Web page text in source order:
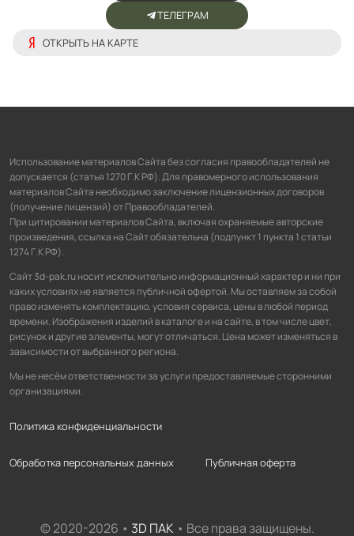
ОТКРЫТЬ НА КАРТЕ
ТЕЛЕГРАМ
Использование материалов Сайта без согласия правообладателей не
допускается (статья 1270 Г.К РФ). Для правомерного использования
материалов Сайта необходимо заключение лицензионных договоров
(получение лицензий) от Правообладателей.
При цитировании материалов Сайта, включая охраняемые авторские
произведения, ссылка на Сайт обязательна (подпункт 1 пункта 1 статьи
1274 Г.К РФ).
Сайт 3d-pak.ru носит исключительно информационный характер и ни при
каких условиях не является публичной офертой. Мы оставляем за собой
право изменять комплектацию, условия сервиса, цены в любой период
времени. Изображения изделий в каталоге и на сайте, в том числе цвет,
рисунок и другие элементы, могут отличаться. Цена может изменяться в
зависимости от выбранного региона.
Мы не несём ответственности за услуги предоставляемые сторонними
организациями.
Политика конфиденциальности
Обработка персональных данных Публичная оферта
© 2020-2026 • 3D ПАК• Все права защищены.